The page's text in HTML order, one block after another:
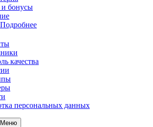
бонусы
Подробнее
качества
персональных данных
Меню